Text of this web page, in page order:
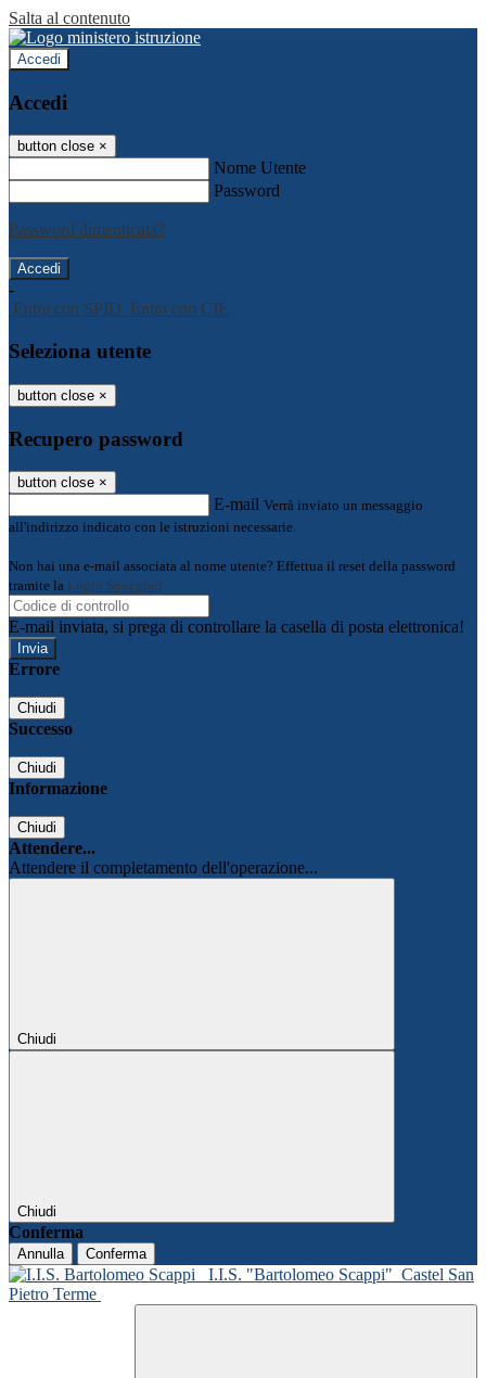
Salta al contenuto
Accedi
Accedi
button close ×
Nome Utente
Password
Password dimenticata?
-
Entra con SPID Entra con CIE
Seleziona utente
button close ×
Recupero password
button close ×
E-mail Verrà inviato un messaggio
all'indirizzo indicato con le istruzioni necessarie.
Non hai una e-mail associata al nome utente? Effettua il reset della password
tramite la Login Spaggiari
E-mail inviata, si prega di controllare la casella di posta elettronica!
Errore
Chiudi
Successo
Chiudi
Informazione
Chiudi
Attendere...
Attendere il completamento dell'operazione...
Chiudi
Chiudi
Conferma
Annulla Conferma
I.I.S. "Bartolomeo Scappi" Castel San
Pietro Terme